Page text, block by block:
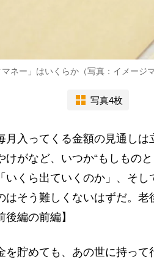
ネー」はいくらか（写真：イメージマ
写真4枚
入ってくる金額の見通しは
けがなど、いつか“もしもの
いくら出ていくのか」、そ
はそう難しくないはずだ。老
編の前編】
貯めても、あの世に持って